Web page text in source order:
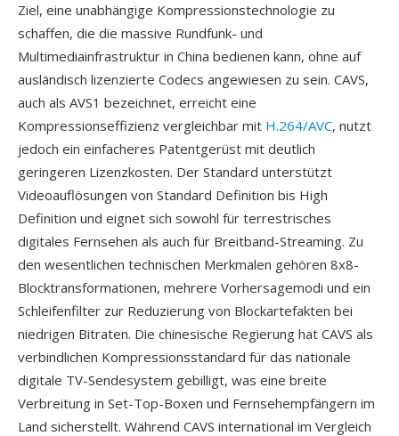
Ziel, eine unabhängige Kompressionstechnologie zu
schaffen, die die massive Rundfunk- und
Multimediainfrastruktur in China bedienen kann, ohne auf
ausländisch lizenzierte Codecs angewiesen zu sein. CAVS,
auch als AVS1 bezeichnet, erreicht eine
Kompressionseffizienz vergleichbar mit H.264/AVC, nutzt
jedoch ein einfacheres Patentgerüst mit deutlich
geringeren Lizenzkosten. Der Standard unterstützt
Videoauflösungen von Standard Definition bis High
Definition und eignet sich sowohl für terrestrisches
digitales Fernsehen als auch für Breitband-Streaming. Zu
den wesentlichen technischen Merkmalen gehören 8x8-
Blocktransformationen, mehrere Vorhersagemodi und ein
Schleifenfilter zur Reduzierung von Blockartefakten bei
niedrigen Bitraten. Die chinesische Regierung hat CAVS als
verbindlichen Kompressionsstandard für das nationale
digitale TV-Sendesystem gebilligt, was eine breite
Verbreitung in Set-Top-Boxen und Fernsehempfängern im
Land sicherstellt. Während CAVS international im Vergleich